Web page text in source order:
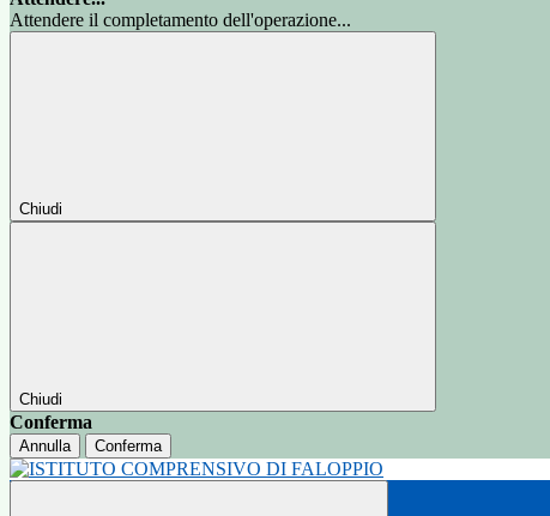
Attendere il completamento dell'operazione...
Chiudi
Chiudi
Conferma
Annulla Conferma